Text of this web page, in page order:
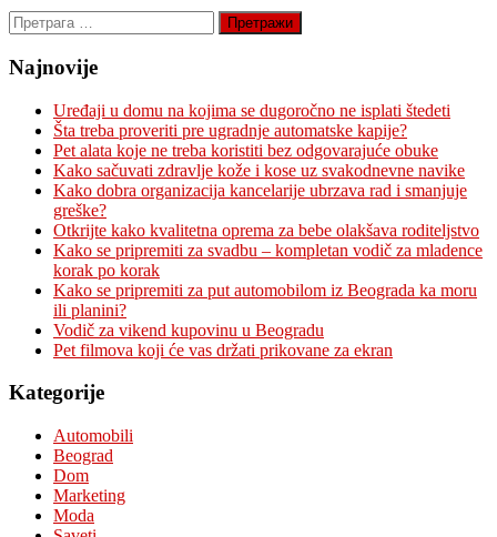
Претрага
за:
Najnovije
Uređaji u domu na kojima se dugoročno ne isplati štedeti
Šta treba proveriti pre ugradnje automatske kapije?
Pet alata koje ne treba koristiti bez odgovarajuće obuke
Kako sačuvati zdravlje kože i kose uz svakodnevne navike
Kako dobra organizacija kancelarije ubrzava rad i smanjuje
greške?
Otkrijte kako kvalitetna oprema za bebe olakšava roditeljstvo
Kako se pripremiti za svadbu – kompletan vodič za mladence
korak po korak
Kako se pripremiti za put automobilom iz Beograda ka moru
ili planini?
Vodič za vikend kupovinu u Beogradu
Pet filmova koji će vas držati prikovane za ekran
Kategorije
Automobili
Beograd
Dom
Marketing
Moda